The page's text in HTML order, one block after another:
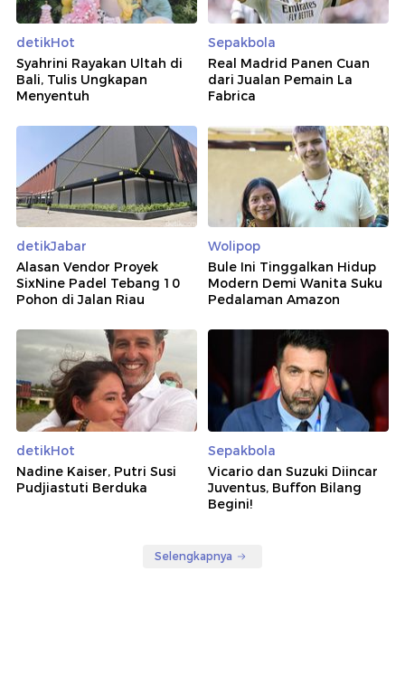
detikHot
Syahrini Rayakan Ultah di
Bali, Tulis Ungkapan
Menyentuh
Sepakbola
Real Madrid Panen Cuan
dari Jualan Pemain La
Fabrica
detikJabar
Alasan Vendor Proyek
SixNine Padel Tebang 10
Pohon di Jalan Riau
Wolipop
Bule Ini Tinggalkan Hidup
Modern Demi Wanita Suku
Pedalaman Amazon
detikHot
Nadine Kaiser, Putri Susi
Pudjiastuti Berduka
Sepakbola
Vicario dan Suzuki Diincar
Juventus, Buffon Bilang
Begini!
Selengkapnya